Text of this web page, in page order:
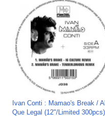
Ivan Conti : Mamao's Break /
Que Legal (12"/Limited 300pcs)